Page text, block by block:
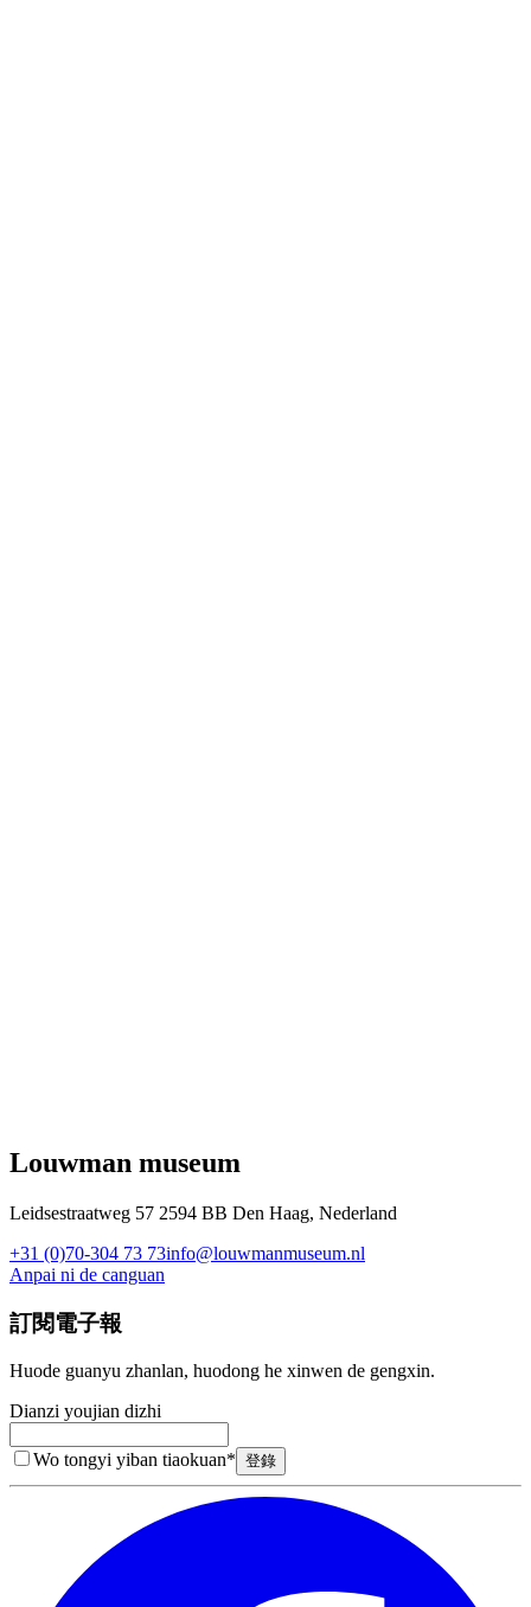
Louwman museum
Leidsestraatweg 57 2594 BB Den Haag, Nederland
+31 (0)70-304 73 73info@louwmanmuseum.nl
Anpai ni de canguan
訂閱電子報
Huode guanyu zhanlan, huodong he xinwen de gengxin.
Dianzi youjian dizhi
Wo tongyi yiban tiaokuan* 登錄